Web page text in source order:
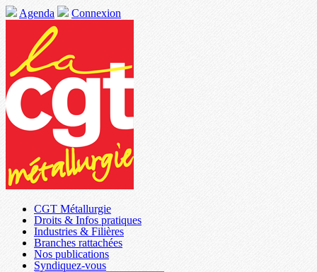
Agenda Connexion
CGT Métallurgie
Droits & Infos pratiques
Industries & Filières
Branches rattachées
Nos publications
Syndiquez-vous